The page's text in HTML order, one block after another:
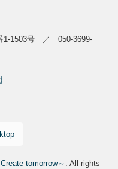
1-1503号 ／ 050-3699-
tomorrow～. All rights